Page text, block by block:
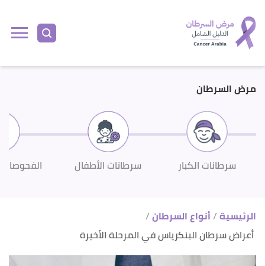
مرض السرطان
سرطانات الكبار سرطانات الأطفال
الرئيسية أنواع السرطان
أعراض سرطان البنكرياس في المرحلة الأخيرة